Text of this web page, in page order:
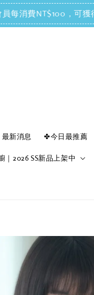
NT$100，可獲得
最新消息 ✤今日最推薦
2026 SS新品上架中